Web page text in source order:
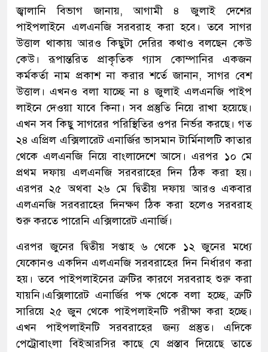
জ্বালানি বিভাগ জানায়, আগামী ৪ জুলাই দেশের
পাইপলাইনে এলএনজি সরবরাহ করা হবে। তবে সাগর
উত্তাল থাকায় আরও কিছুটা দেরির কথাও বলছেন কেউ
কেউ। রূপান্তরিত প্রাকৃতিক গ্যাস কোম্পানির একজন
কর্মকর্তা নাম প্রকাশ না করার শর্তে জানান, সাগর বেশ
উত্তাল। এখনও বলা যাচ্ছে না ৪ জুলাই এলএনজি পাইপ
লাইনে দেওয়া যাবে কিনা। সব প্রস্তুতি নিয়ে রাখা হয়েছে।
এখন সব কিছু সাগরের পরিস্থিতির ওপর নির্ভর করছে। গত
২৪ এপ্রিল এক্সিলারেট এনার্জির ভাসমান টার্মিনালটি কাতার
থেকে এলএনজি নিয়ে বাংলাদেশে আসে। এরপর ১০ মে
প্রথম দফায় এলএনজি সরবরাহের দিন ঠিক করা হয়।
এরপর ২৫ অথবা ২৬ মে দ্বিতীয় দফায় আরও একবার
এলএনজি সরবরাহের দিনক্ষণ ঠিক করা হলেও সরবরাহ
শুরু করতে পারেনি এক্সিলারেট এনার্জি।
এরপর জুনের দ্বিতীয় সপ্তাহ ৬ থেকে ১২ জুনের মধ্যে
যেকোনও একদিন এলএনজি সরবরাহের দিন নির্ধারণ করা
হয়। তবে পাইপলাইনের ত্রুটির কারণে সরবরাহ শুরু করা
যায়নি।এক্সিলারেট এনার্জির পক্ষ থেকে বলা হচ্ছে, ত্রুটি
সারিয়ে ২৫ জুন থেকে পাইপলাইনটি পরীক্ষা করা হচ্ছে।
এখন পাইপলাইনটি সরবরাহের জন্য প্রস্তুত। এদিকে
পেট্রোবাংলা বিইআরসির কাছে যে প্রস্তাব দিয়েছে তাতে